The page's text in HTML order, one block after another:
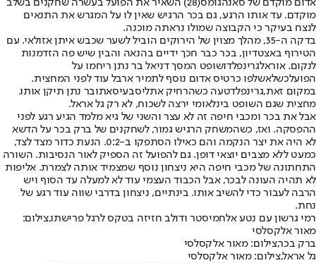
אדום מוקדם של סאנהגומס(
28) השאיר את הפועל בעשרה שחקנים בשלב
מוקדם. עד אותו הרגע, גם בכר הרגיש שאין לו על המגרש את התנאים
לנצח בעיקר כי הקבוצה שמולו נראתה מוכנה.
בדקה ה-35, מהלך מצוין של הירוקים הוביל לשער שכבש איתן אזולאי. עם
הטירוף באצטדיון, בכר כבר חכך ידיים בהנאה והבין שיש פה הזדמנות
לנקום. אוראלגרינפלדושופט המסך דניאל בר נתן ריחמו על
הפועלכשלאשלפו כרטיס אדום נוסף לתמיר ארבל עוד לפני המחצית.
במקום זאת,גרינפלדטעה כשהרחיק אתליסבעיסאתובר נתן תיקן אותו.
מחצית שגם השופט בינלאומי ירצה לשכוח, לא רק גל אראל.
אבל את בכר ומכבי חיפה זה לא עצר והשני של גיא מלמד הגיע רגע לפני
ההפסקה. ואז, כשהמשחק הרגיש גמור, לשחקנים של ברק בכר על הדשא
לא היה את יצר הנקמה והם כאילו הסתפקו ב-0:2. הנעת כדור מצד לצד,
כמעט ללא מצבים יוצאי דופן. גם להפועל זה הספיק לאור הנסיבות. השורה
התחתונה של מכבי חיפה היא ניצחון נוסף שמצמיד אותה לצמרת. אליפות
לא תהיה העונה לבכר, אבל הכבוד העצמי עוד לא למעלה עד הסוף ויש
הרבה לעבור כדי להשיב אותו. בינתיים, ניצחון בדרבי שווה עוד רגע של
נחת.
רמי גרשון עם נטע אלחמיסטר ודולב חזיזה בטקס לרגל פרישתו,צילום:
מאור אלקסלסי
ברק בכר,צילום: מאור אלקסלסי
גל אראל,צילום: מאור אלקסלסי